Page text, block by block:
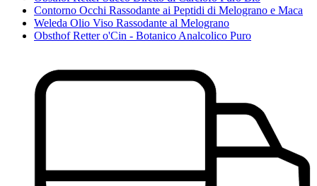
Contorno Occhi Rassodante ai Peptidi di Melograno e Maca
Weleda Olio Viso Rassodante al Melograno
Obsthof Retter o'Cin - Botanico Analcolico Puro